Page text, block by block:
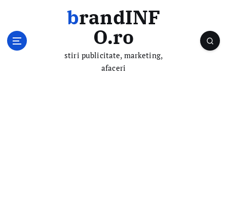
brandINF
O.ro
stiri publicitate, marketing,
afaceri